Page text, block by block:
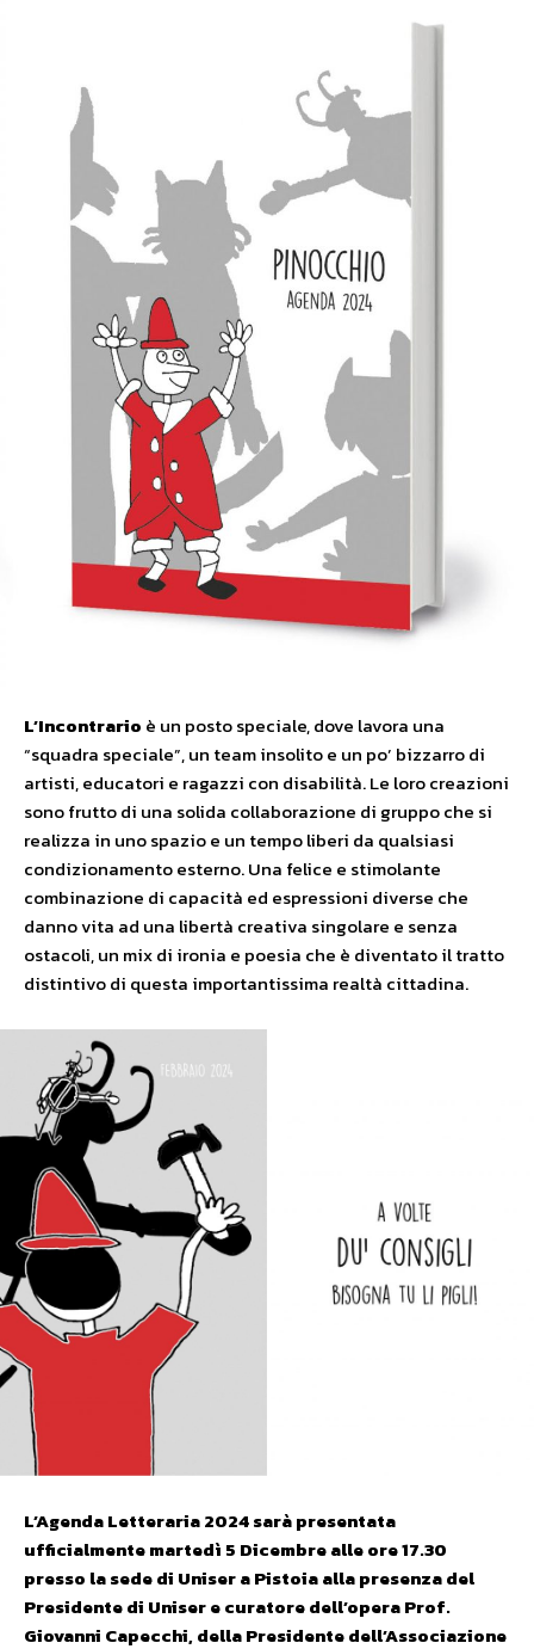
L’Incontrario è un posto speciale, dove lavora una
“squadra speciale”, un team insolito e un po’ bizzarro di
artisti, educatori e ragazzi con disabilità. Le loro creazioni
sono frutto di una solida collaborazione di gruppo che si
realizza in uno spazio e un tempo liberi da qualsiasi
condizionamento esterno. Una felice e stimolante
combinazione di capacità ed espressioni diverse che
danno vita ad una libertà creativa singolare e senza
ostacoli, un mix di ironia e poesia che è diventato il tratto
distintivo di questa importantissima realtà cittadina.
L’Agenda Letteraria 2024 sarà presentata
ufficialmente martedì 5 Dicembre alle ore 17.30
presso la sede di Uniser a Pistoia alla presenza del
Presidente di Uniser e curatore dell’opera Prof.
Giovanni Capecchi, della Presidente dell’Associazione